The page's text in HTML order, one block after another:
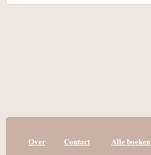
Over Contact Alle boeken